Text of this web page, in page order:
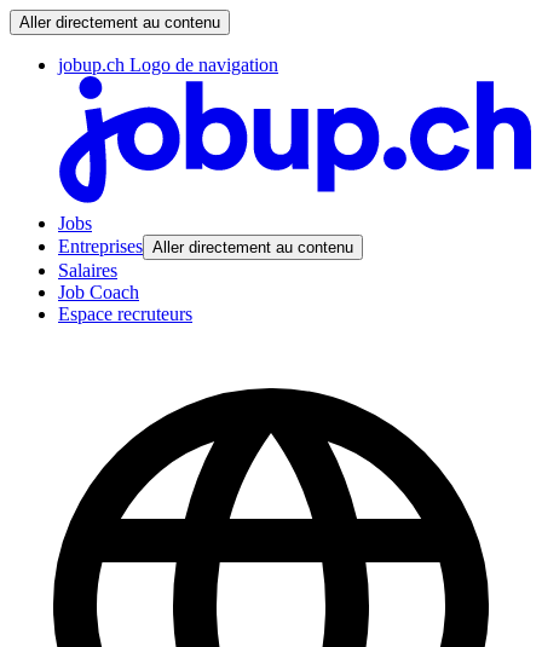
Aller directement au contenu
jobup.ch Logo de navigation
Jobs
Entreprises Aller directement au contenu
Salaires
Job Coach
Espace recruteurs